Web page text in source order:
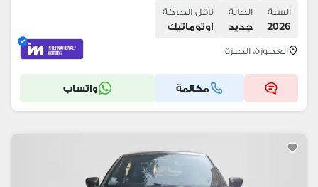
السنة
2026
الحالة
جديد
ناقل الحركة
اوتوماتيك
العجوزة، الجيزة
مكالمة واتساب